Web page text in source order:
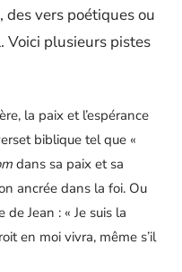
des vers poétiques ou
Voici plusieurs pistes
la paix et l’espérance
biblique tel que «
dans sa paix et sa
ancrée dans la foi. Ou
de Jean : « Je suis la
en moi vivra, même s’il